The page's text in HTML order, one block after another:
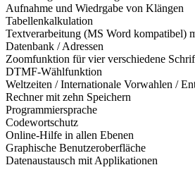
Aufnahme und Wiedrgabe von Klängen
Tabellenkalkulation
Textverarbeitung (MS Word kompatibel)
Datenbank / Adressen
Zoomfunktion für vier verschiedene
DTMF-Wählfunktion
Weltzeiten / Internationale Vorwahlen /
Rechner mit zehn Speichern
Programmiersprache
Codewortschutz
Online-Hilfe in allen Ebenen
Graphische Benutzeroberfläche
Datenaustausch mit Applikationen